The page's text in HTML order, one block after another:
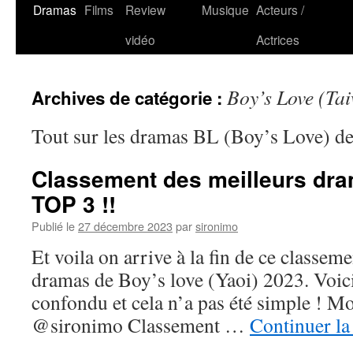
Aller
Dramas Films
Review
vidéo
Musique Acteurs /
Actrices
Archives de catégorie : Boy’s Love
Tout sur les dramas BL (Boy’s Love)
Classement des meilleurs
TOP 3 !!
Publié le27 décembre 2023 parsironimo
Et voila on arrive à la fin de ce
dramas de Boy’s love (Yaoi) 2023.
confondu et cela n’a pas été simple !
@sironimo Classement … Continuer